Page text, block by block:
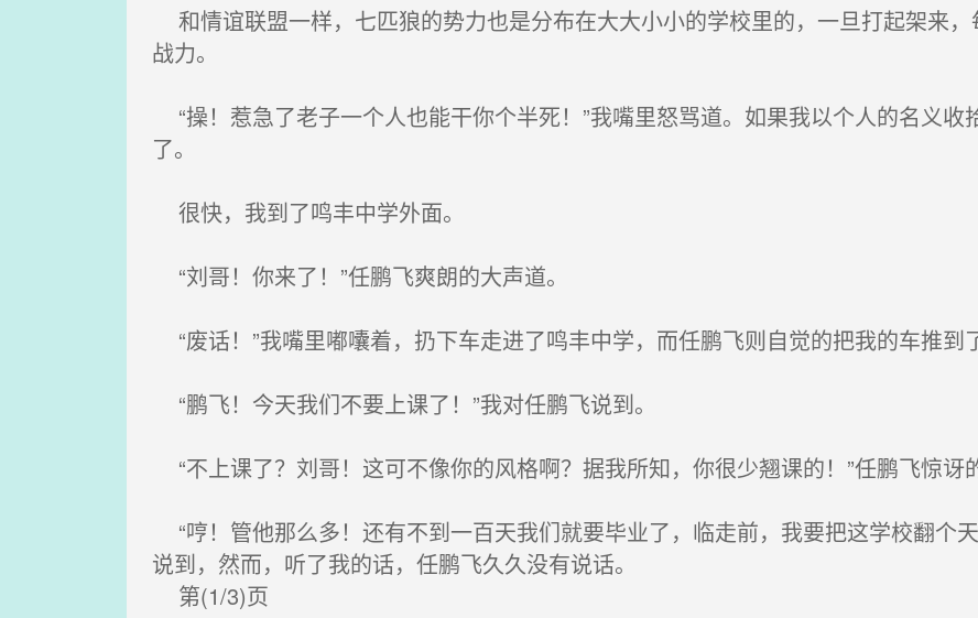
和情谊联盟一样，七匹狼的势力也是分布在大大小小的学校里的，一旦打起架来
战力。
“操！惹急了老子一个人也能干你个半死！”我嘴里怒骂道。如果我以个人的名义收
了。
很快，我到了鸣丰中学外面。
“刘哥！你来了！”任鹏飞爽朗的大声道。
“废话！”我嘴里嘟囔着，扔下车走进了鸣丰中学，而任鹏飞则自觉的把我的车推到
“鹏飞！今天我们不要上课了！”我对任鹏飞说到。
“不上课了？刘哥！这可不像你的风格啊？据我所知，你很少翘课的！”任鹏飞惊讶
“哼！管他那么多！还有不到一百天我们就要毕业了，临走前，我要把这学校翻个
说到，然而，听了我的话，任鹏飞久久没有说话。
第(1/3)页